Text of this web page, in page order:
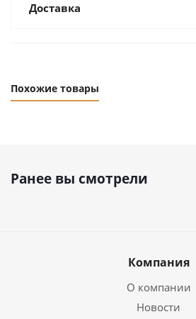
Доставка
Похожие товары
Ранее вы смотрели
Компания
О компании
Новости